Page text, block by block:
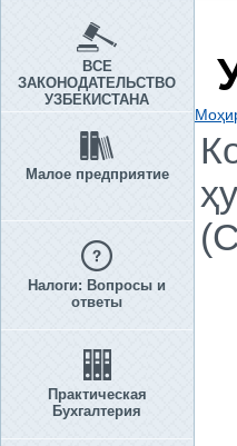
ВСЕ
ЗАКОНОДАТЕЛЬСТВО
УЗБЕКИСТАНА
Малое предприятие
Налоги: Вопросы и
ответы
Практическая
Бухгалтерия